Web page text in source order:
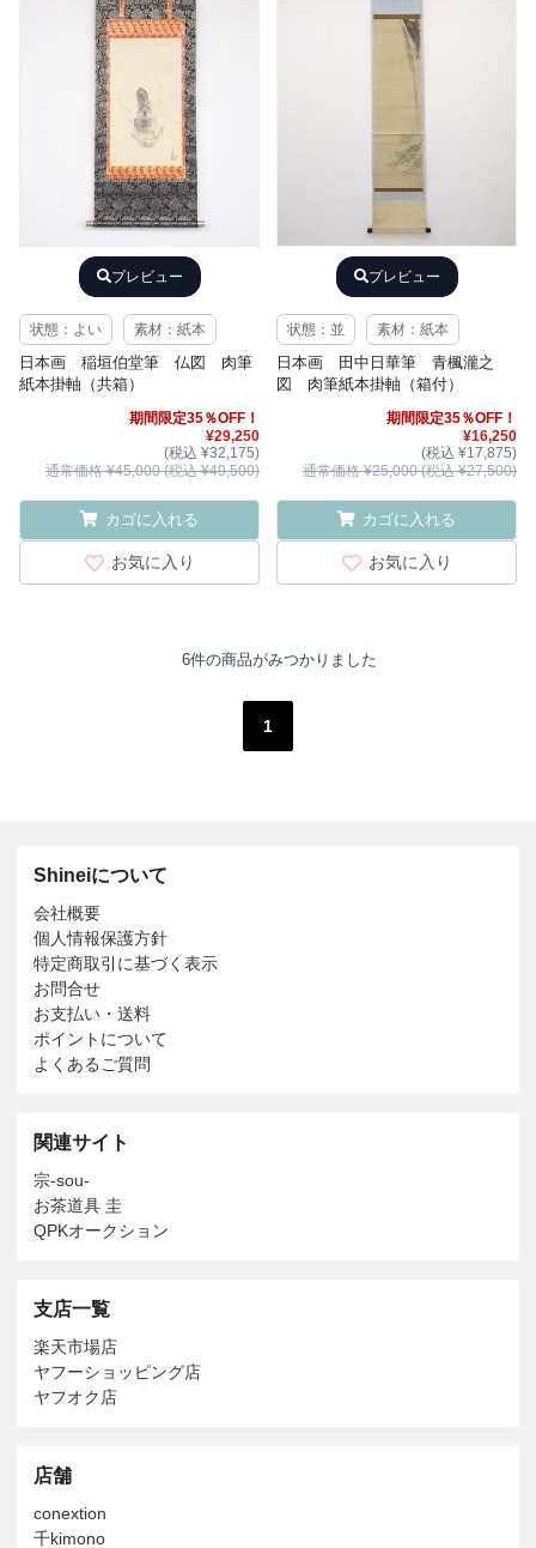
プレビュー
状態：よい 素材：紙本
日本画 稲垣伯堂筆 仏図 肉筆
紙本掛軸（共箱）
期間限定35％OFF！
¥29,250
(税込 ¥32,175)
通常価格 ¥45,000 (税込 ¥49,500)
カゴに入れる
お気に入り
プレビュー
状態：並 素材：紙本
日本画 田中日華筆 青楓瀧之
図 肉筆紙本掛軸（箱付）
期間限定35％OFF！
¥16,250
(税込 ¥17,875)
通常価格 ¥25,000 (税込 ¥27,500)
カゴに入れる
お気に入り
6件の商品がみつかりました
1
Shineiについて
会社概要
個人情報保護方針
特定商取引に基づく表示
お問合せ
お支払い・送料
ポイントについて
よくあるご質問
関連サイト
宗-sou-
お茶道具 圭
QPKオークション
支店一覧
楽天市場店
ヤフーショッピング店
ヤフオク店
店舗
conextion
千kimono